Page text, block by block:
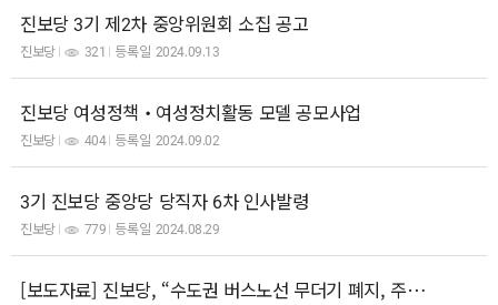
진보당 3기 제2차 중앙위원회 소집 공고
진보당 321 등록일 2024.09.13
진보당 여성정책‧여성정치활동 모델 공모사업
진보당 404 등록일 2024.09.02
3기 진보당 중앙당 당직자 6차 인사발령
진보당 779 등록일 2024.08.29
[보도자료] 진보당, “수도권 버스노선 무더기 폐지, 주민 피해 심각해” - 피해자 증언대회·토론회 개최, “버스..